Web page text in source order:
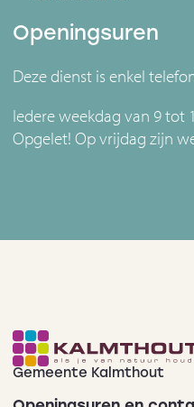
Openingsuren
Deze dienst is enkel
Iedere weekdag van 9 tot
Opgelet! Op vrijdag zijn
Gemeente Kalmthout